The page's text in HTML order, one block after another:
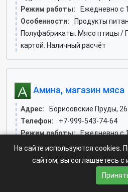
Режим работы:
Ежедневно с
Особенности:
Продукты
Полуфабрикаты. Мясо птицы /
картой. Наличный расчёт
Амина, магазин мяса
Адрес:
Борисовские Пруды,
Телефон:
+7-999-543-74-64
Режим работы:
Ежедневно с
Особенности:
Напитки.
изделия. Мясо /
Полуфабрикаты. Чай / Кофе/
На сайте используются cookies.
сайтом, вы соглашаетесь с